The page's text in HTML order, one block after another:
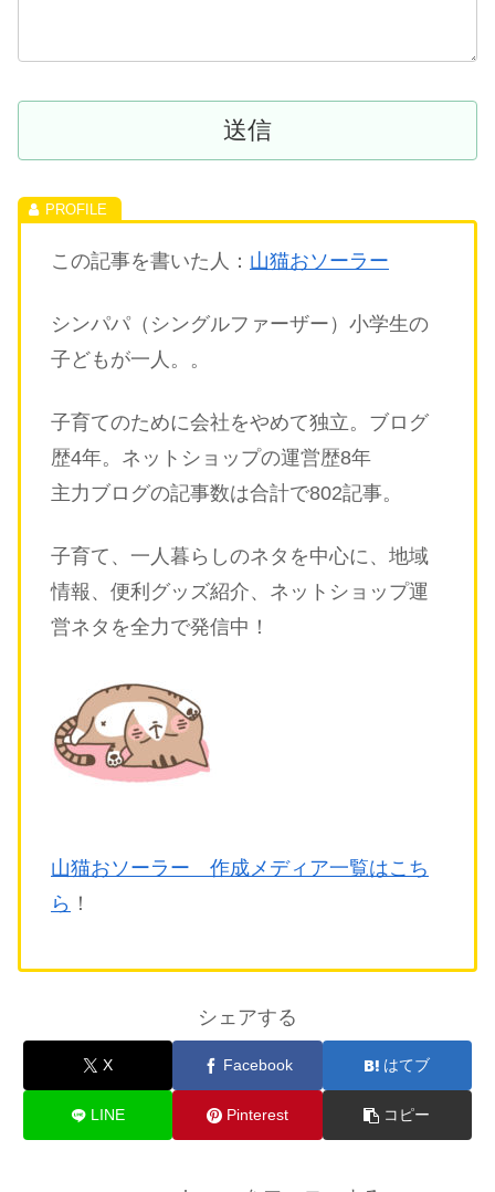
この記事を書いた人： 山猫おソーラー
シンパパ（シングルファーザー）小学生の
子どもが一人。。
子育てのために会社をやめて独立。ブログ
歴4年。ネットショップの運営歴8年
主力ブログの記事数は合計で802記事。
子育て、一人暮らしのネタを中心に、地域
情報、便利グッズ紹介、ネットショップ運
営ネタを全力で発信中！
山猫おソーラー 作成メディア一覧はこち
ら ！
シェアする
X Facebook はてブ
LINE Pinterest コピー